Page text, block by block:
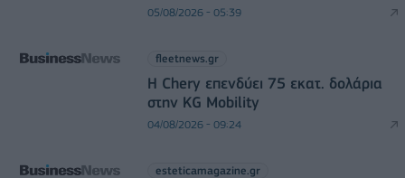
05/08/2026 - 05:39
fleetnews.gr
Η Chery επενδύει 75 εκατ. δολάρια
στην KG Mobility
04/08/2026 - 09:24
esteticamagazine.gr